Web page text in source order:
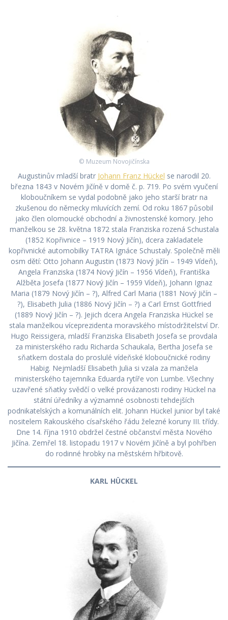
© Muzeum Novojičínska
Augustinův mladší bratr Johann Franz Hückel se narodil 20.
března 1843 v Novém Jičíně v domě č. p. 719. Po svém vyučení
kloboučníkem se vydal podobně jako jeho starší bratr na
zkušenou do německy mluvících zemí. Od roku 1867 působil
jako člen olomoucké obchodní a živnostenské komory. Jeho
manželkou se 28. května 1872 stala Franziska rozená Schustala
(1852 Kopřivnice – 1919 Nový Jičín), dcera zakladatele
kopřivnické automobilky TATRA Ignáce Schustaly. Společně měli
osm dětí: Otto Johann Augustin (1873 Nový Jičín – 1949 Vídeň),
Angela Franziska (1874 Nový Jičín – 1956 Vídeň), Františka
Alžběta Josefa (1877 Nový Jičín – 1959 Vídeň), Johann Ignaz
Maria (1879 Nový Jičín – ?), Alfred Carl Maria (1881 Nový Jičín –
?), Elisabeth Julia (1886 Nový Jičín – ?) a Carl Ernst Gottfried
(1889 Nový Jičín – ?). Jejich dcera Angela Franziska Hückel se
stala manželkou víceprezidenta moravského místodržitelství Dr.
Hugo Reissigera, mladší Franziska Elisabeth Josefa se provdala
za ministerského radu Richarda Schaukala, Bertha Josefa se
sňatkem dostala do proslulé vídeňské kloboučnické rodiny
Habig. Nejmladší Elisabeth Julia si vzala za manžela
ministerského tajemníka Eduarda rytíře von Lumbe. Všechny
uzavřené sňatky svědčí o velké provázanosti rodiny Hückel na
státní úředníky a významné osobnosti tehdejších
podnikatelských a komunálních elit. Johann Hückel junior byl také
nositelem Rakouského císařského řádu železné koruny III. třídy.
Dne 14. října 1910 obdržel čestné občanství města Nového
Jičína. Zemřel 18. listopadu 1917 v Novém Jičíně a byl pohřben
do rodinné hrobky na městském hřbitově.
KARL HÜCKEL